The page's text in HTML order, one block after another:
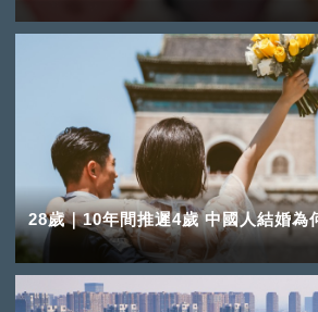
28歲｜10年間推遲4歲 中國人結婚為